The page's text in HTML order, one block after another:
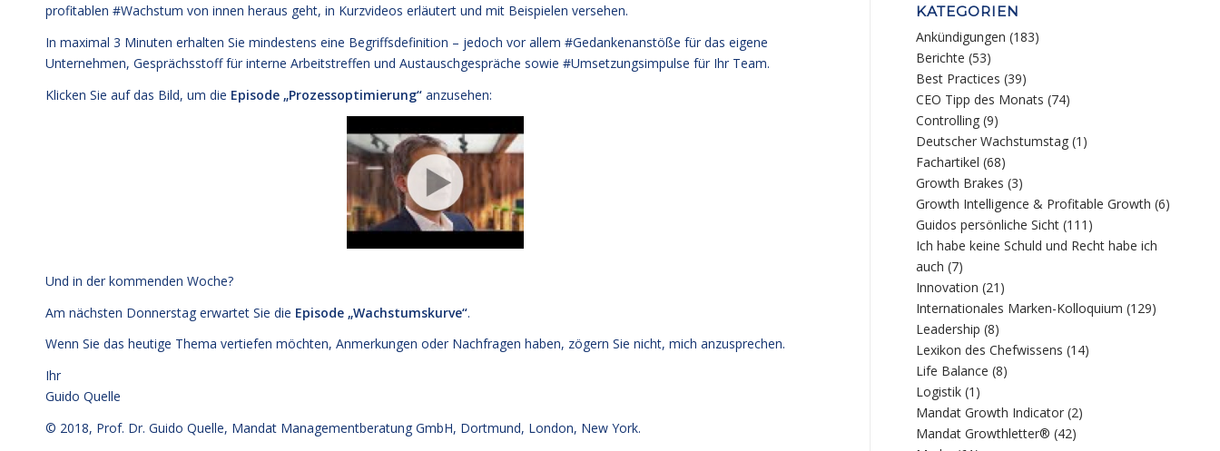
profitablen #Wachstum von innen heraus geht, in Kurzvideos erläutert und mit Beispielen versehen.
In maximal 3 Minuten erhalten Sie mindestens eine Begriffsdefinition – jedoch vor allem #Gedankenanstöße für das eigene
Unternehmen, Gesprächsstoff für interne Arbeitstreffen und Austauschgespräche sowie #Umsetzungsimpulse für Ihr Team.
Klicken Sie auf das Bild, um die Episode „Prozessoptimierung“ anzusehen:
Und in der kommenden Woche?
Am nächsten Donnerstag erwartet Sie die Episode „Wachstumskurve“.
Wenn Sie das heutige Thema vertiefen möchten, Anmerkungen oder Nachfragen haben, zögern Sie nicht, mich anzusprechen.
Ihr
Guido Quelle
© 2018, Prof. Dr. Guido Quelle, Mandat Managementberatung GmbH, Dortmund, London, New York.
KATEGORIEN
Ankündigungen (183)
Berichte (53)
Best Practices (39)
CEO Tipp des Monats (74)
Controlling (9)
Deutscher Wachstumstag (1)
Fachartikel (68)
Growth Brakes (3)
Growth Intelligence & Profitable Growth (6)
Guidos persönliche Sicht (111)
Ich habe keine Schuld und Recht habe ich
auch (7)
Innovation (21)
Internationales Marken-Kolloquium (129)
Leadership (8)
Lexikon des Chefwissens (14)
Life Balance (8)
Logistik (1)
Mandat Growth Indicator (2)
Mandat Growthletter® (42)